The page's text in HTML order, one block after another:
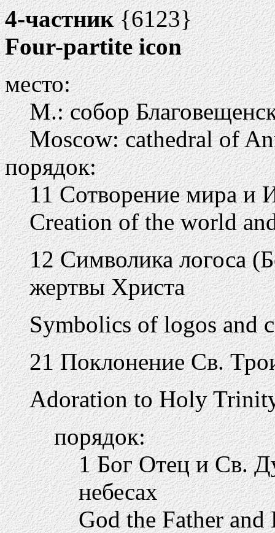
4-частник{6123}
Four-partite icon
место:
М.: собор
Moscow: cathedral of
порядок:
11 Сотворение мира и
Creation of the world
12 Символика логоса
жертвы Христа
Symbolics of logos and
21 Поклонение Св.
Adoration to Holy
порядок:
1 Бог Отец и Св.
небесах
God the Father